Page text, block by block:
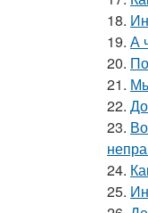
18.
19. А
20.
21.
22.
23.
24.
25.